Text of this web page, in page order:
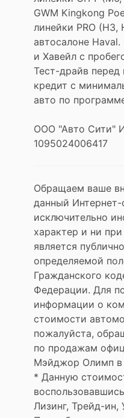
GWM Kingkong
линейки PRO (H3,
автосалоне
и Хавейл с
Тест-драйв перед
кредит с
авто по
ООО "Авто Сити"
1095024006417
Обращаем ваше
данный Интернет-
исключительно
характер и ни
является
определяемой
Гражданского
Федерации. Для
информации о
стоимости
пожалуйста,
по продажам
Мэйджор Олимп в
* Данную
Лизинг, Трейд-ин,